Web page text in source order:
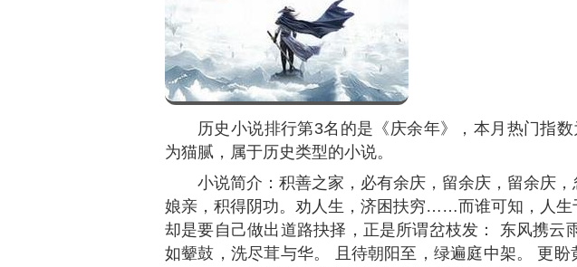
历史小说排行第3名的是《庆余年》，本月热门指数
为猫腻，属于历史类型的小说。
小说简介：积善之家，必有余庆，留余庆，留余庆
娘亲，积得阴功。劝人生，济困扶穷……而谁可知，人生
却是要自己做出道路抉择，正是所谓岔枝发： 东风携云
如颦鼓，洗尽茸与华。 且待朝阳至，绿遍庭中架。 更盼